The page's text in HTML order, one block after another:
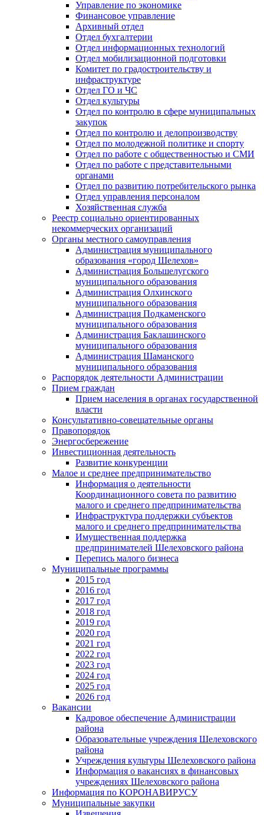
Управление по экономике
Финансовое управление
Архивный отдел
Отдел бухгалтерии
Отдел информационных технологий
Отдел мобилизационной подготовки
Комитет по градостроительству и
инфраструктуре
Отдел ГО и ЧС
Отдел культуры
Отдел по контролю в сфере муниципальных
закупок
Отдел по контролю и делопроизводству
Отдел по молодежной политике и спорту
Отдел по работе с общественностью и СМИ
Отдел по работе с представительными
органами
Отдел по развитию потребительского рынка
Отдел управления персоналом
Хозяйственная служба
Реестр социально ориентированных
некоммерческих организаций
Органы местного самоуправления
Администрация муниципального
образования «город Шелехов»
Администрация Большелугского
муниципального образования
Администрация Олхинского
муниципального образования
Администрация Подкаменского
муниципального образования
Администрация Баклашинского
муниципального образования
Администрация Шаманского
муниципального образования
Распорядок деятельности Администрации
Прием граждан
Прием населения в органах государственной
власти
Консультативно-совещательные органы
Правопорядок
Энергосбережение
Инвестиционная деятельность
Развитие конкуренции
Малое и среднее предпринимательство
Информация о деятельности
Координационного совета по развитию
малого и среднего предпринимательства
Инфраструктура поддержки субъектов
малого и среднего предпринимательства
Имущественная поддержка
предпринимателей Шелеховского района
Перепись малого бизнеса
Муниципальные программы
2015 год
2016 год
2017 год
2018 год
2019 год
2020 год
2021 год
2022 год
2023 год
2024 год
2025 год
2026 год
Вакансии
Кадровое обеспечение Администрации
района
Образовательные учреждения Шелеховского
района
Учреждения культуры Шелеховского района
Информация о вакансиях в финансовых
учреждениях Шелеховского района
Информация по КОРОНАВИРУСУ
Муниципальные закупки